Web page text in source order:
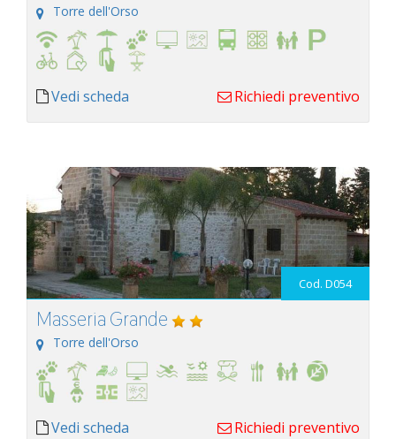
Torre dell'Orso
Vedi scheda Richiedi preventivo
Cod. D054
Masseria Grande
Torre dell'Orso
Vedi scheda Richiedi preventivo